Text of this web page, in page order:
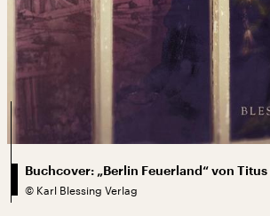
Buchcover: „Berlin Feuerland“ von
© Karl Blessing Verlag